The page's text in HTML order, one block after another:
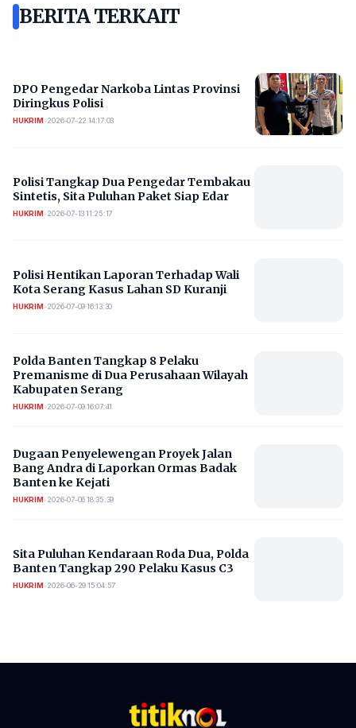
BERITA TERKAIT
DPO Pengedar Narkoba Lintas Provinsi
Diringkus Polisi
HUKRIM•2026-07-22 14:17:03
Polisi Tangkap Dua Pengedar Tembakau
Sintetis, Sita Puluhan Paket Siap Edar
HUKRIM•2026-07-13 11:25:17
Polisi Hentikan Laporan Terhadap Wali
Kota Serang Kasus Lahan SD Kuranji
HUKRIM•2026-07-09 16:13:30
Polda Banten Tangkap 8 Pelaku
Premanisme di Dua Perusahaan Wilayah
Kabupaten Serang
HUKRIM•2026-07-09 16:07:41
Dugaan Penyelewengan Proyek Jalan
Bang Andra di Laporkan Ormas Badak
Banten ke Kejati
HUKRIM•2026-07-06 18:35:39
Sita Puluhan Kendaraan Roda Dua, Polda
Banten Tangkap 290 Pelaku Kasus C3
HUKRIM•2026-06-29 15:04:57